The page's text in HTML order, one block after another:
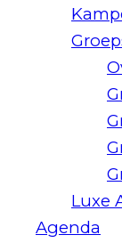
Luxe
Agenda